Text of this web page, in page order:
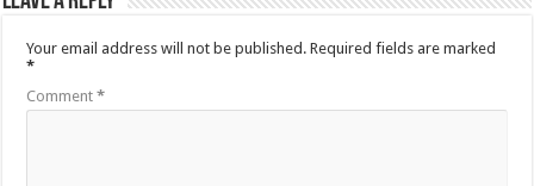
Your email address will not be published. Required fields are marked
*
Comment*